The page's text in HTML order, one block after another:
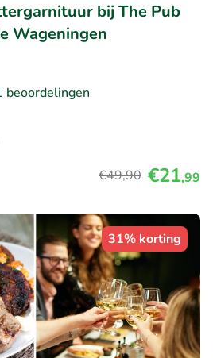
bij The Pub
Wageningen
beoordelingen
€49,90 €21,99
31% korting